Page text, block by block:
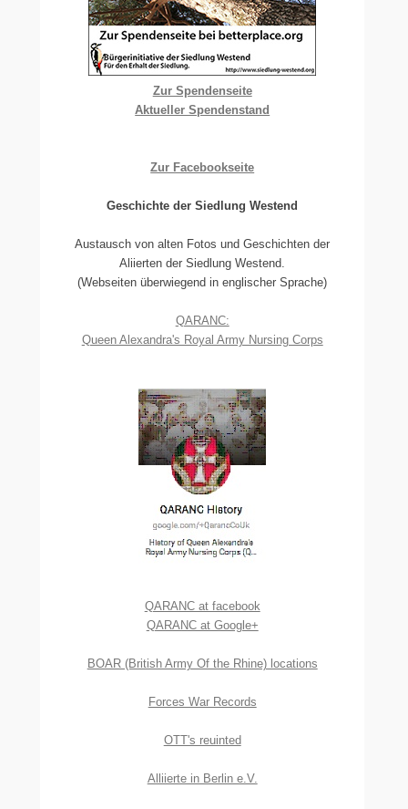
Zur Spendenseite
Aktueller Spendenstand
Zur Facebookseite
Geschichte der Siedlung Westend
Austausch von alten Fotos und Geschichten der
Aliierten der Siedlung Westend.
(Webseiten überwiegend in englischer Sprache)
QARANC:
Queen Alexandra's Royal Army Nursing Corps
QARANC at facebook
QARANC at Google+
BOAR (British Army Of the Rhine) locations
Forces War Records
OTT's reuinted
Alliierte in Berlin e.V.